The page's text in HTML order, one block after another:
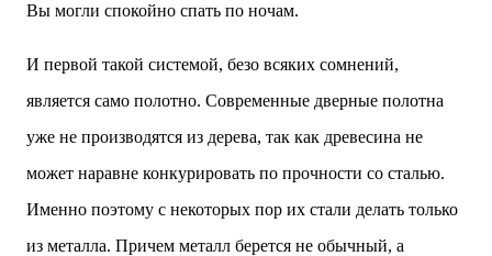
Вы могли спокойно спать по ночам.
И первой такой системой, безо всяких сомнений,
является само полотно. Современные дверные полотна
уже не производятся из дерева, так как древесина не
может наравне конкурировать по прочности со сталью.
Именно поэтому с некоторых пор их стали делать только
из металла. Причем металл берется не обычный, а